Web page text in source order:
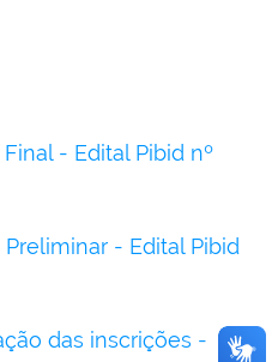
- Edital Pibid nº
- Edital Pibid
das inscrições -